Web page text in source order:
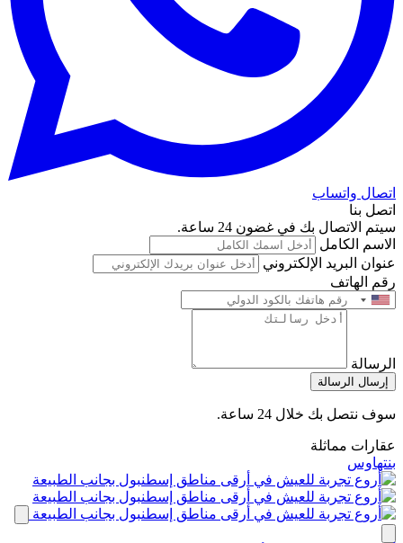
اتصال واتساب
اتصل بنا
سيتم الاتصال بك في غضون 24 ساعة.
الاسم الكامل
عنوان البريد الإلكتروني
رقم الهاتف
الرسالة
إرسال الرسالة
سوف نتصل بك خلال 24 ساعة.
عقارات مماثلة
بنتهاوس